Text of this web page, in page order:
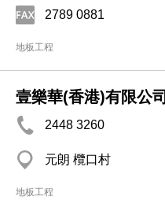
2789 0881
地板工程
壹樂華(香港)有限公司
2448 3260
元朗 欖口村
地板工程